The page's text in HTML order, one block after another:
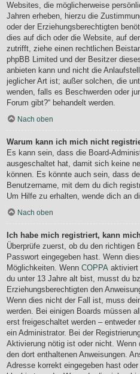
Websites, die möglicherweise
Jahren erheben, hierzu die
oder der Erziehungsberechtigten
dies auf dich oder die Website, auf
zutrifft, ziehe einen rechtlichen
phpBB Limited und der Besitzer
anbieten kann und nicht die
jeglicher Art ist; außer solchen, die
wenden, falls es Beschwerden oder
Forum gibt?“ behandelt werden.
Nach oben
Warum kann ich mich nicht
Es kann sein, dass die Board-
ausgeschaltet hat, damit sich keine
können. Es könnte auch sein, dass
Benutzername, mit dem du dich
Um Hilfe zu erhalten, wende dich an
Nach oben
Ich habe mich registriert, kann
Überprüfe zuerst, ob du den richtigen
Passwort eingegeben hast. Wenn
Möglichkeiten. Wenn COPPA aktiviert
du unter 13 Jahre alt bist, musst du
Erziehungsberechtigten den
Wenn dies nicht der Fall ist, muss
werden. Bei einigen Boards müssen
erst freigeschaltet werden –
ein Administrator. Bei der
Aktivierung nötig ist oder nicht.
den dort enthaltenen Anweisungen.
Adresse korrekt eingegeben hast